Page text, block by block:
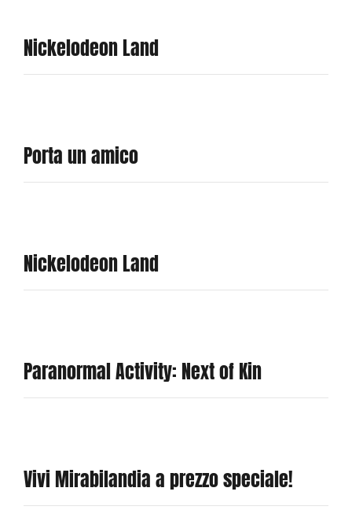
Nickelodeon Land
Porta un amico
Nickelodeon Land
Paranormal Activity: Next of Kin
Vivi Mirabilandia a prezzo speciale!